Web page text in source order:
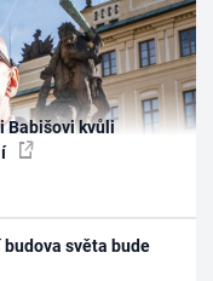
Babišovi kvůli
světa bude